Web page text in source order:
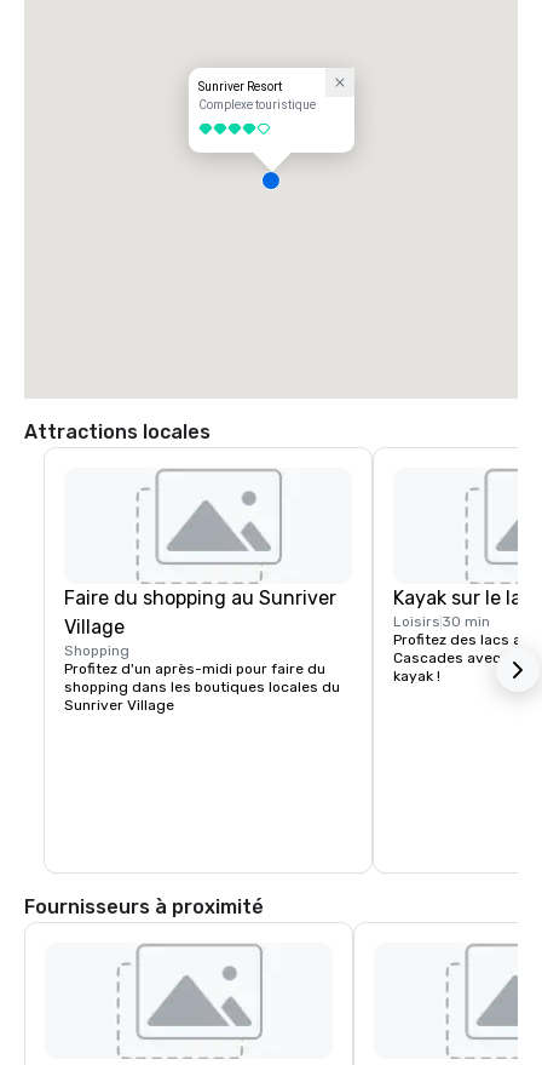
Sunriver Resort
Complexe touristique
4 sur 5
Attractions locales
Faire du shopping au Sunriver
Village
Shopping
Profitez d'un après-midi pour faire du
shopping dans les boutiques locales du
Sunriver Village
Kayak sur le lac
Loisirs 30 min
Profitez des lacs
Cascades avec des
kayak !
Fournisseurs à proximité